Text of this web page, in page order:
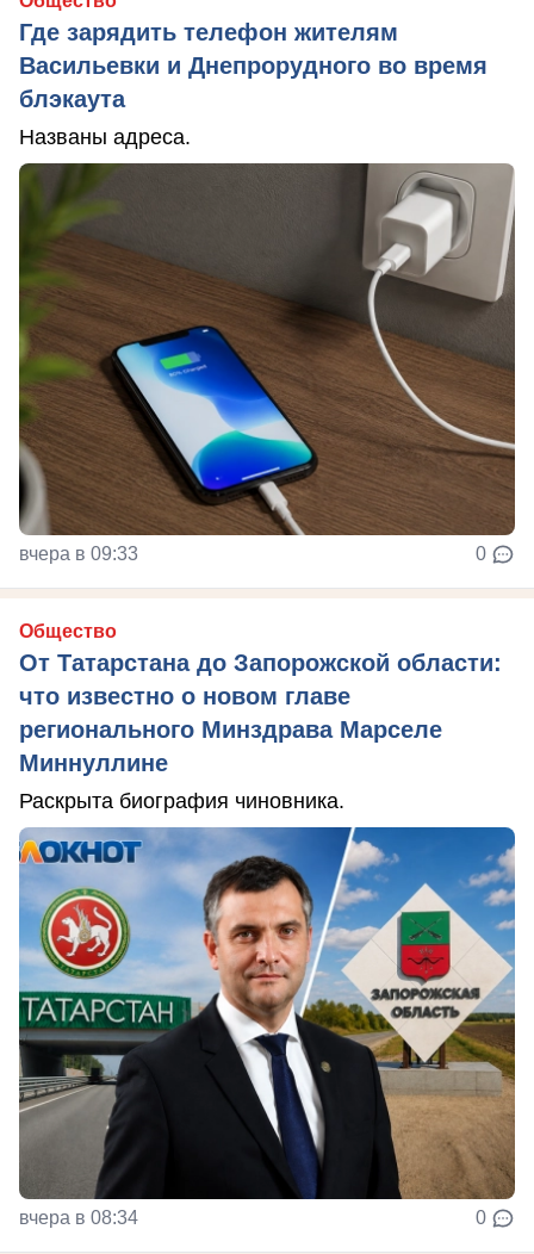
Где зарядить телефон жителям
Васильевки и Днепрорудного во время
блэкаута
Названы адреса.
вчера в 09:33 0
Общество
От Татарстана до Запорожской области:
что известно о новом главе
регионального Минздрава Марселе
Миннуллине
Раскрыта биография чиновника.
вчера в 08:34 0